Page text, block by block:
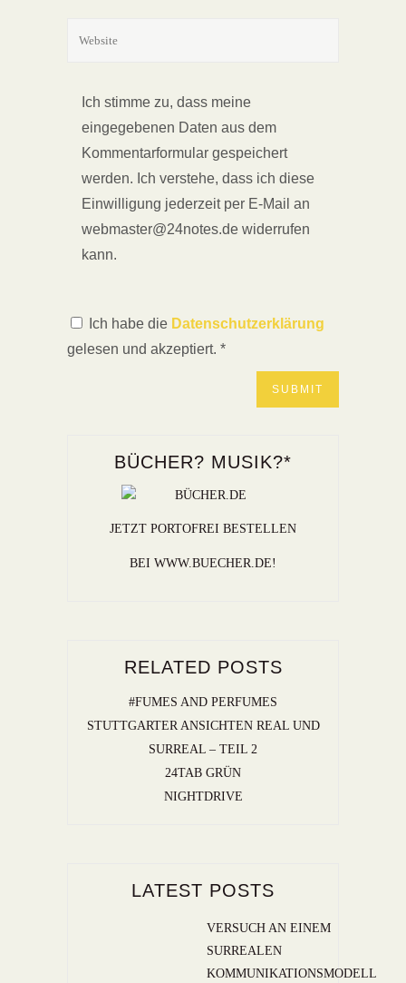
Ich stimme zu, dass meine
eingegebenen Daten aus dem
Kommentarformular gespeichert
werden. Ich verstehe, dass ich diese
Einwilligung jederzeit per E-Mail an
webmaster@24notes.de widerrufen
kann.
Ich habe die Datenschutzerklärung
gelesen und akzeptiert. *
BÜCHER? MUSIK?*
JETZT PORTOFREI BESTELLEN
BEI WWW.BUECHER.DE!
RELATED POSTS
#FUMES AND PERFUMES
STUTTGARTER ANSICHTEN REAL UND
SURREAL – TEIL 2
24TAB GRÜN
NIGHTDRIVE
LATEST POSTS
VERSUCH AN EINEM
SURREALEN
KOMMUNIKATIONSMODELL